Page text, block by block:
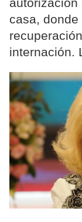
autorización
casa,
internación.